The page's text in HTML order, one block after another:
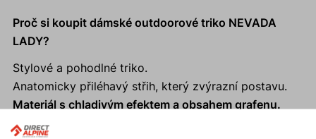
Proč si koupit dámské outdoorové triko NEVADA
LADY?
Stylové a pohodlné triko.
Anatomicky přiléhavý střih, který zvýrazní postavu.
Materiál s chladivým efektem a obsahem grafenu.
Reflexní prvky.